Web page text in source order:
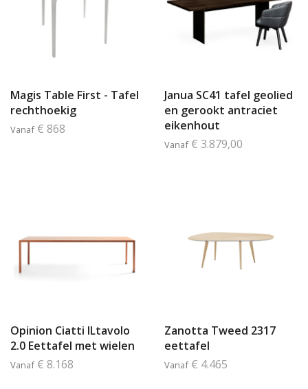
Magis Table First - Tafel
rechthoekig
Vanaf € 868
Janua SC41 tafel geolied
en gerookt antraciet
eikenhout
Vanaf € 3.879,00
Opinion Ciatti ILtavolo
2.0 Eettafel met wielen
Vanaf € 8.168
Zanotta Tweed 2317
eettafel
Vanaf € 4.465